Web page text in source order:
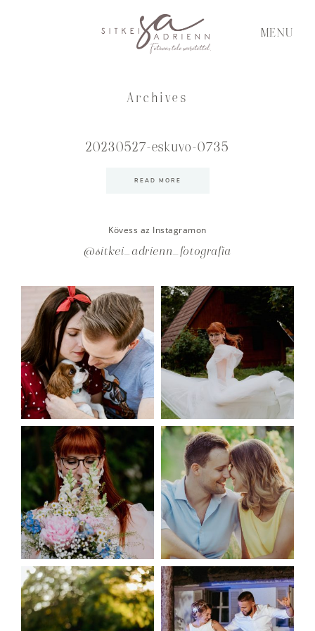
MENU
Archives
20230527-eskuvo-0735
READ MORE
Kövess az Instagramon
@sitkei_adrienn_fotografia